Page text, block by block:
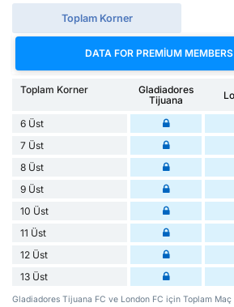
Toplam Korner
DATA FOR PREMIUM
Toplam Korner
Gladiadores
Tijuana
6 Üst
7 Üst
8 Üst
9 Üst
10 Üst
11 Üst
12 Üst
13 Üst
Gladiadores Tijuana FC ve London FC için Toplam Maç